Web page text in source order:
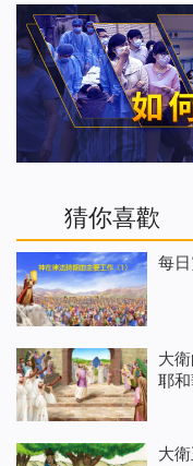
猜你喜歡
每
大
耶
大